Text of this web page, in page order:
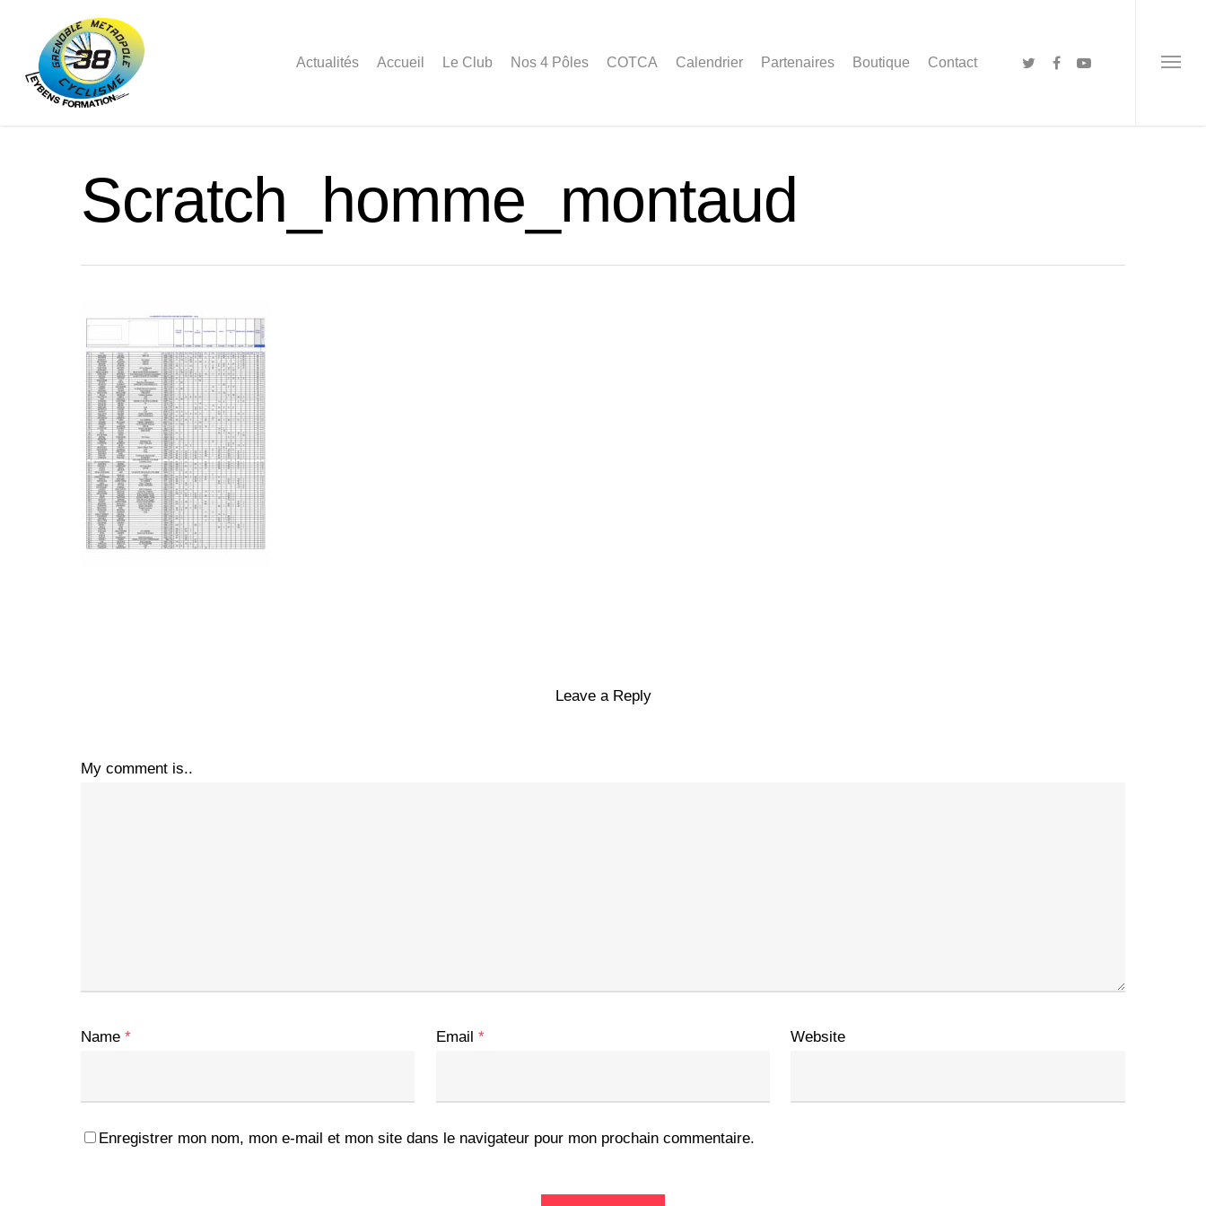
Actualités Accueil Le Club Nos 4 Pôles COTCA Calendrier Partenaires Boutique Contact
Scratch_homme_montaud
Leave a Reply
My comment is..
Name * Email * Website
Enregistrer mon nom, mon e-mail et mon site dans le navigateur pour mon prochain commentaire.